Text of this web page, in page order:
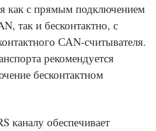
как с прямым подключением
так и бесконтактно, с
САN-считывателя.
рекомендуется
бесконтактном
каналу обеспечивает